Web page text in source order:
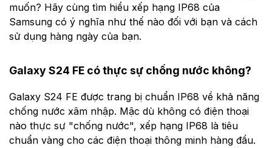
muốn? Hãy cùng tìm hiểu xếp hạng IP68 của
Samsung có ý nghĩa như thế nào đối với bạn và cách
sử dụng hàng ngày của bạn.
Galaxy S24 FE có thực sự chống nước không?
Galaxy S24 FE được trang bị chuẩn IP68 về khả năng
chống nước xâm nhập. Mặc dù không có điện thoại
nào thực sự "chống nước", xếp hạng IP68 là tiêu
chuẩn vàng cho các điện thoại thông minh hàng đầu.